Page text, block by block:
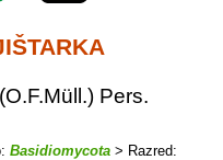
(O.F.Müll.) Pers.
Basidiomycota > Razred: